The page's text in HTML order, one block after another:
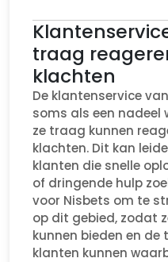
traag
klachten
De klantenservice
soms als een nadeel
ze traag kunnen
klachten. Dit kan
klanten die snelle
of dringende hulp
voor Nisbets om te
op dit gebied, zodat
kunnen bieden en de
klanten kunnen